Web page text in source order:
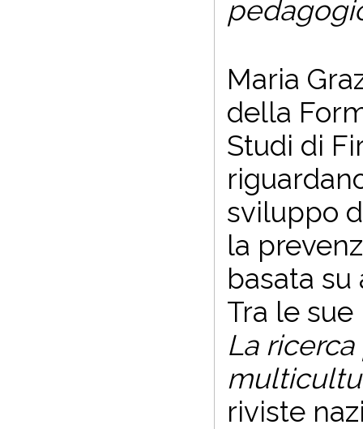
Maria
della
Studi di
sviluppo
la
basata
Tra le sue
La
riviste